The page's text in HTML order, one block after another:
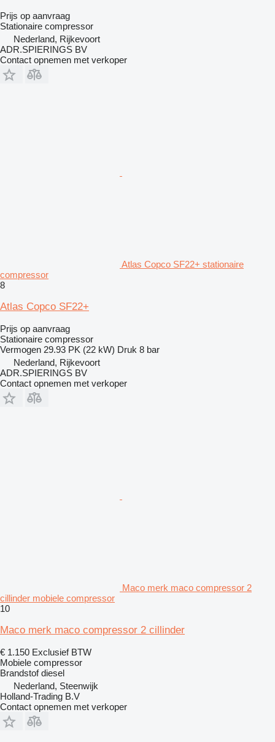
Prijs op aanvraag
Stationaire compressor
Nederland, Rijkevoort
ADR.SPIERINGS BV
Contact opnemen met verkoper
Atlas Copco SF22+ stationaire
compressor
8
Atlas Copco SF22+
Prijs op aanvraag
Stationaire compressor
Vermogen 29.93 PK (22 kW) Druk 8 bar
Nederland, Rijkevoort
ADR.SPIERINGS BV
Contact opnemen met verkoper
Maco merk maco compressor 2
cillinder mobiele compressor
10
Maco merk maco compressor 2 cillinder
€ 1.150 Exclusief BTW
Mobiele compressor
Brandstof diesel
Nederland, Steenwijk
Holland-Trading B.V
Contact opnemen met verkoper